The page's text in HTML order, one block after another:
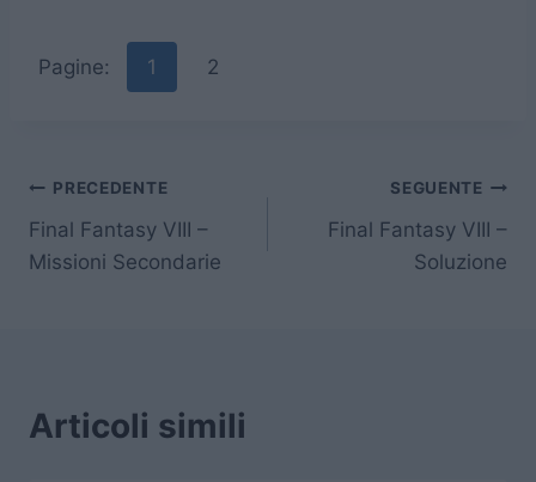
Pagine: 1 2
Navigazione
articoli
PRECEDENTE
Final Fantasy VIII –
Missioni Secondarie
SEGUENTE
Final Fantasy VIII –
Soluzione
Articoli simili